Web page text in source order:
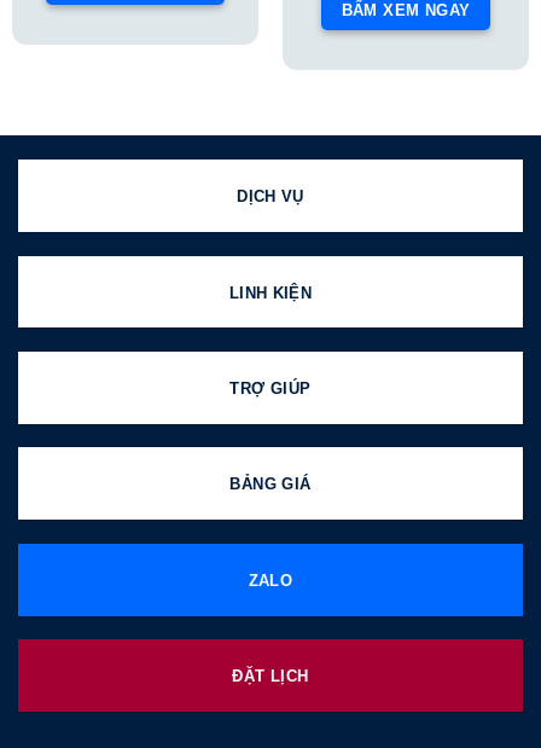
BẤM XEM NGAY
DỊCH VỤ
LINH KIỆN
TRỢ GIÚP
BẢNG GIÁ
ZALO
ĐẶT LỊCH